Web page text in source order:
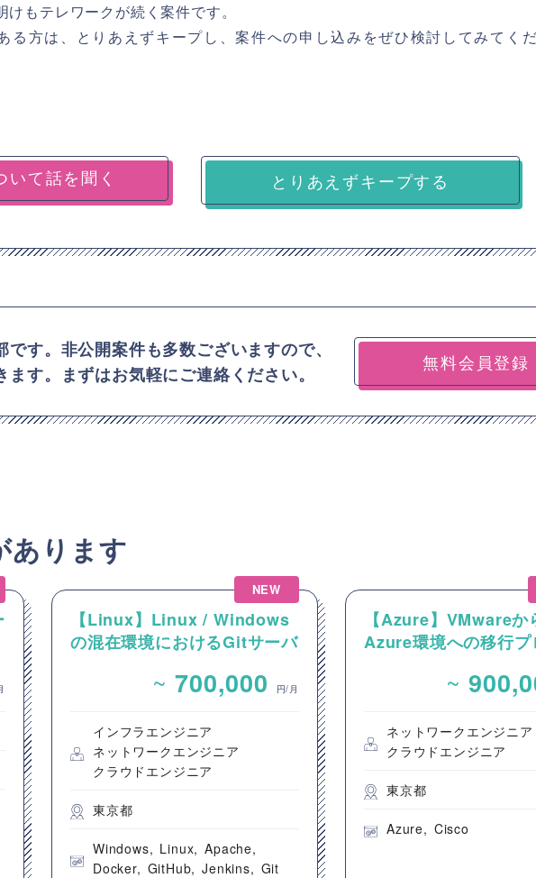
けもテレワークが続く案件です。
る方は、とりあえずキープし、案件への申し込みをぜひ検討してみてく
とりあえずキープする
す。非公開案件も多数ございますので、
す。まずはお気軽にご連絡ください。
無料会員登録
あります
NEW
【Linux】Linux / Windows
の混在環境におけるGitサーバ
~ 700,000 円/月
インフラエンジニア
ネットワークエンジニア
クラウドエンジニア
東京都
Windows Linux
Apache
Docker
GitHub Jenkins Git
【Azure】VMwareか
Azure環境への移行プ
ワークおよびAVS基
~
ネットワークエンジニア
クラウドエンジニア
東京都
Azure Cisco